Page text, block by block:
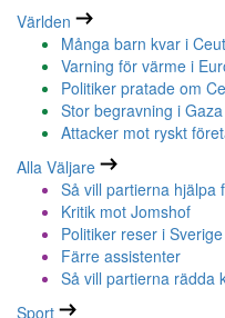
Världen
Många barn kvar i
Varning för värme i
Politiker pratade om
Stor begravning i Gaza
Attacker mot ryskt
Alla Väljare
Så vill partierna hjälpa
Kritik mot Jomshof
Politiker reser i Sverige
Färre assistenter
Så vill partierna rädda
Sport